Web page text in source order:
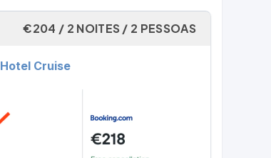
€204 / 2 NOITES / 2 PESSOAS
Hotel Cruise